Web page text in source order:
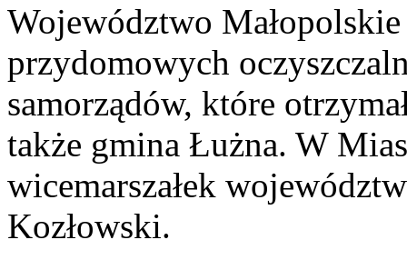
Województwo
przydomowych
samorządów, które
także gmina Łużna. W
wicemarszałek
Kozłowski.